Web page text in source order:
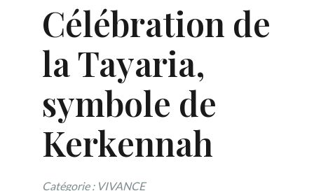
Célébration de
la Tayaria,
symbole de
Kerkennah
Catégorie : VIVANCE